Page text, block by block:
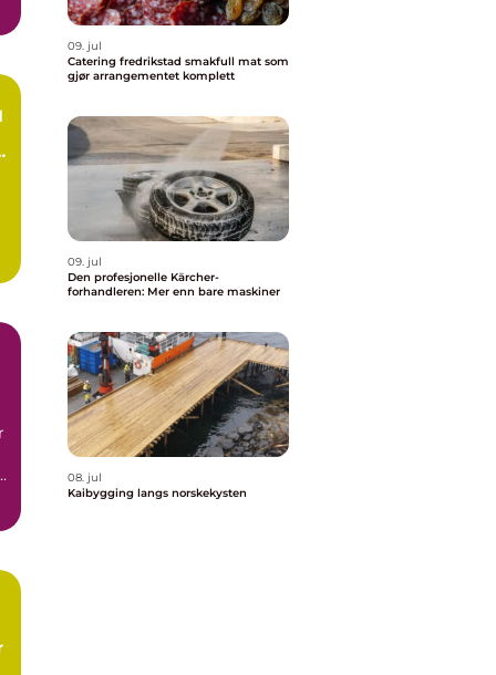
09. jul
Catering fredrikstad smakfull mat som
gjør arrangementet komplett
09. jul
Den profesjonelle Kärcher-
forhandleren: Mer enn bare maskiner
08. jul
Kaibygging langs norskekysten